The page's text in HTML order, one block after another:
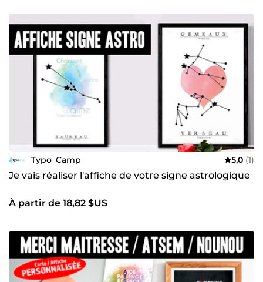
Typo_Camp 5,0 (1)
Je vais réaliser l'affiche de votre signe astrologique
À partir de 18,82 $US